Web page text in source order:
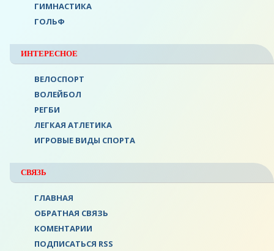
ГИМНАСТИКА
ГОЛЬФ
ИНТЕРЕСНОЕ
ВЕЛОСПОРТ
ВОЛЕЙБОЛ
РЕГБИ
ЛЕГКАЯ АТЛЕТИКА
ИГРОВЫЕ ВИДЫ СПОРТА
СВЯЗЬ
ГЛАВНАЯ
ОБРАТНАЯ СВЯЗЬ
КОМЕНТАРИИ
ПОДПИСАТЬСЯ RSS